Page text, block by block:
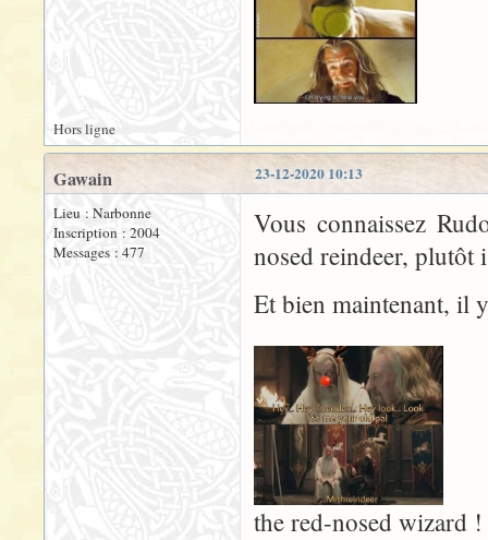
Hors ligne
23-12-2020 10:13
Gawain
Lieu : Narbonne
Inscription : 2004
Messages : 477
Vous connaissez
nosed reindeer,
Et bien maintenant, il
the red-nosed wizard !